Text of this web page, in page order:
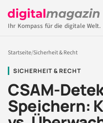
Ihr Kompass für die digitale Welt.
Startseite/Sicherheit & Recht
SICHERHEIT & RECHT
CSAM-
Speichern: